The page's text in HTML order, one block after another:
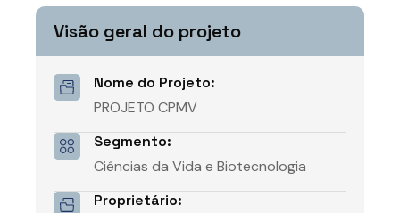
Visão geral do projeto
Nome do Projeto:
PROJETO CPMV
Segmento:
Ciências da Vida e Biotecnologia
Proprietário: